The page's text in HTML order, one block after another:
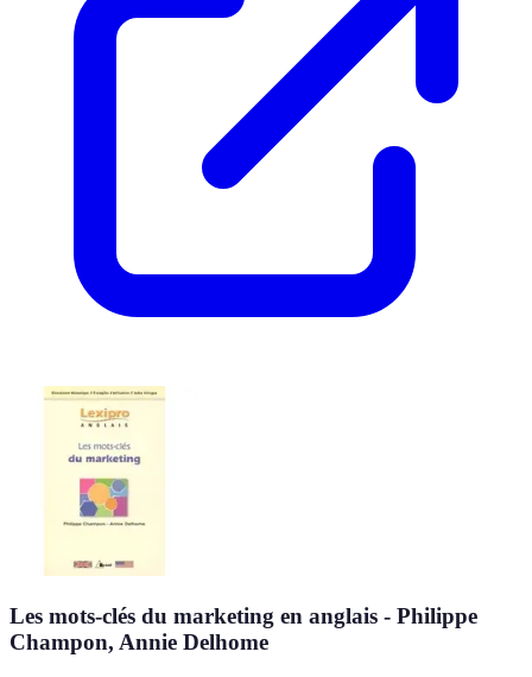
Les mots-clés du marketing en anglais - Philippe
Champon, Annie Delhome